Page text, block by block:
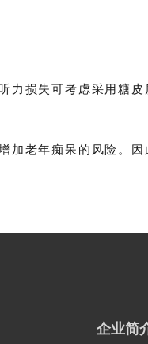
力损失可考虑采用糖
老年痴呆的风险。
企业简